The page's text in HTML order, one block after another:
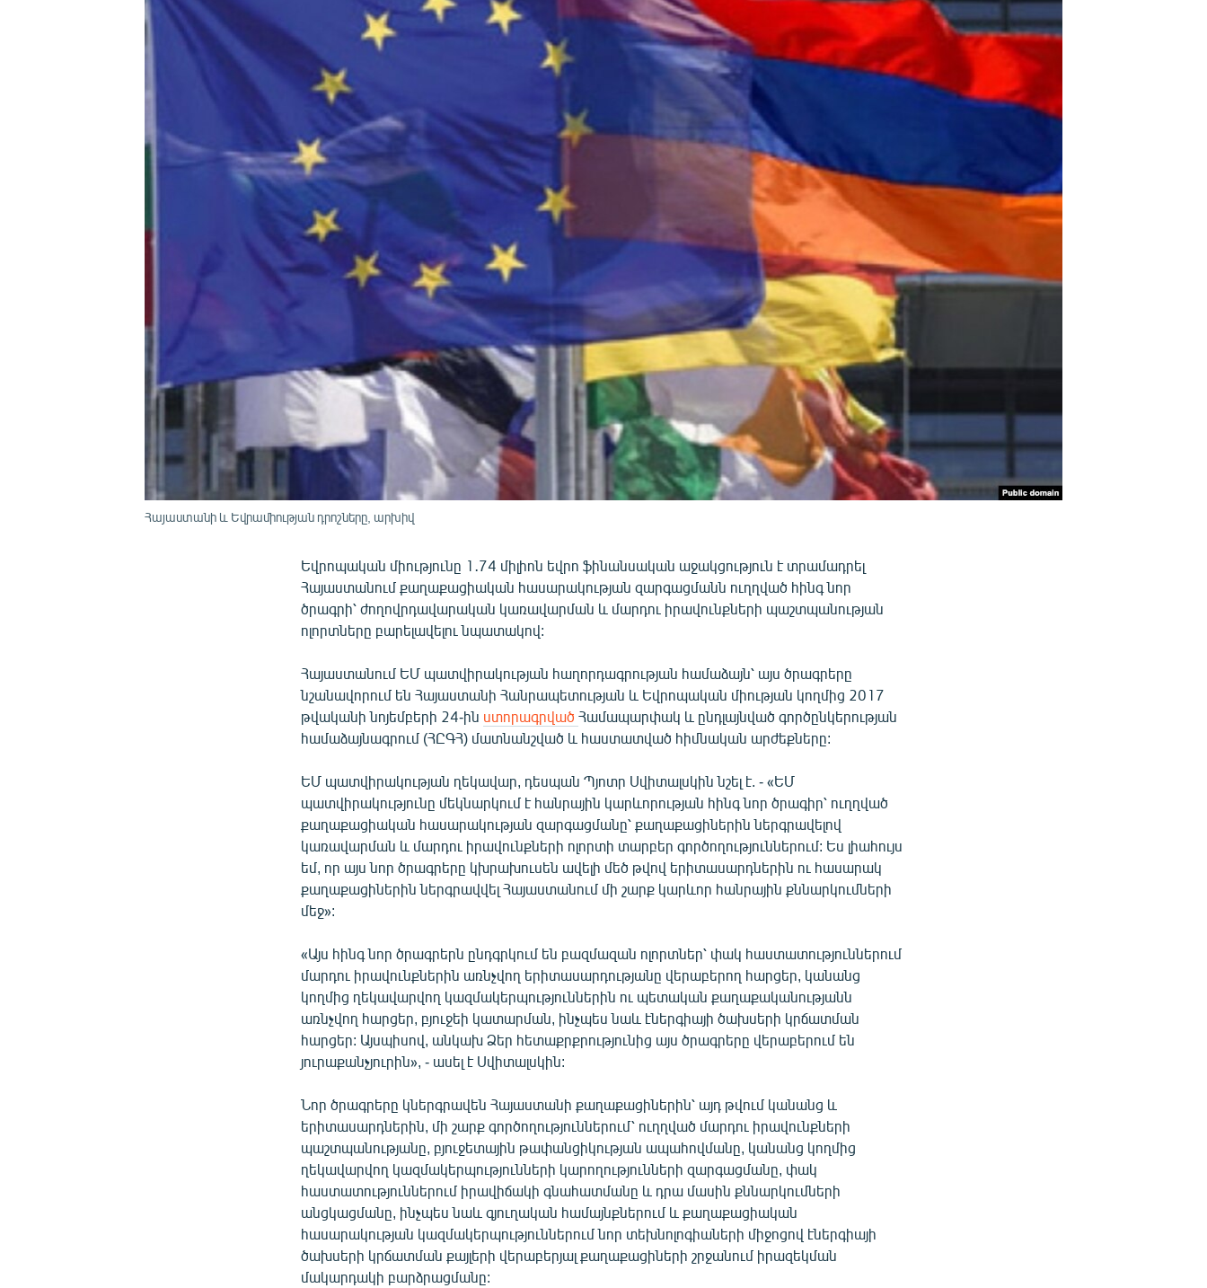
Հայաստանի և Եվրամիության դրոշները, արխիվ
Եվրոպական միությունը 1․74 միլիոն եվրո ֆինանսական աջակցություն է տրամադրել
Հայաստանում քաղաքացիական հասարակության զարգացմանն ուղղված հինգ նոր
ծրագրի՝ ժողովրդավարական կառավարման և մարդու իրավունքների պաշտպանության
ոլորտները բարելավելու նպատակով:
Հայաստանում ԵՄ պատվիրակության հաղորդագրության համաձայն՝ այս ծրագրերը
նշանավորում են Հայաստանի Հանրապետության և Եվրոպական միության կողմից 2017
թվականի նոյեմբերի 24-ին ստորագրվածՀամապարփակ և ընդլայնված գործընկերության
համաձայնագրում (ՀԸԳՀ) մատնանշված և հաստատված հիմնական արժեքները:
ԵՄ պատվիրակության ղեկավար, դեսպան Պյոտր Սվիտալսկին նշել է. - «ԵՄ
պատվիրակությունը մեկնարկում է հանրային կարևորության հինգ նոր ծրագիր՝ ուղղված
քաղաքացիական հասարակության զարգացմանը՝ քաղաքացիներին ներգրավելով
կառավարման և մարդու իրավունքների ոլորտի տարբեր գործողություններում: Ես լիահույս
եմ, որ այս նոր ծրագրերը կխրախուսեն ավելի մեծ թվով երիտասարդներին ու հասարակ
քաղաքացիներին ներգրավվել Հայաստանում մի շարք կարևոր հանրային քննարկումների
մեջ»:
«Այս հինգ նոր ծրագրերն ընդգրկում են բազմազան ոլորտներ՝ փակ հաստատություններում
մարդու իրավունքներին առնչվող երիտասարդությանը վերաբերող հարցեր, կանանց
կողմից ղեկավարվող կազմակերպություններին ու պետական քաղաքականությանն
առնչվող հարցեր, բյուջեի կատարման, ինչպես նաև էներգիայի ծախսերի կրճատման
հարցեր: Այսպիսով, անկախ Ձեր հետաքրքրությունից այս ծրագրերը վերաբերում են
յուրաքանչյուրին», - ասել է Սվիտալսկին:
Նոր ծրագրերը կներգրավեն Հայաստանի քաղաքացիներին՝ այդ թվում կանանց և
երիտասարդներին, մի շարք գործողություններում՝ ուղղված մարդու իրավունքների
պաշտպանությանը, բյուջետային թափանցիկության ապահովմանը, կանանց կողմից
ղեկավարվող կազմակերպությունների կարողությունների զարգացմանը, փակ
հաստատություններում իրավիճակի գնահատմանը և դրա մասին քննարկումների
անցկացմանը, ինչպես նաև գյուղական համայնքներում և քաղաքացիական
հասարակության կազմակերպություններում նոր տեխնոլոգիաների միջոցով էներգիայի
ծախսերի կրճատման քայլերի վերաբերյալ քաղաքացիների շրջանում իրազեկման
մակարդակի բարձրացմանը: